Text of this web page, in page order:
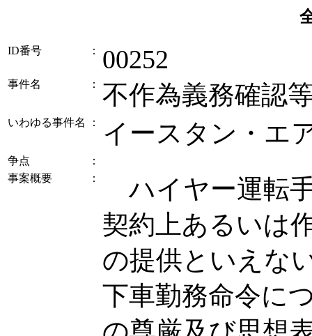
ID番号 ： 00252
事件名 ： 不作為義務確認
いわゆる事件名 ： イースタン・エ
争点
：
事案概要
：
ハイヤー運転
契約上あるいは
の提供といえな
下車勤務命令に